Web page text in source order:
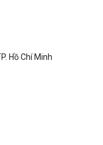
Hồ Chí Minh